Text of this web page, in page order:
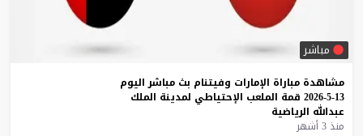
مباشر
مشاهدة مباراة الإمارات وفيتنام بث مباشر اليوم
13-5-2026
قمة الملعب الإحتياطي لمدينة الملك
عبدالله الرياضية
منذ 3 أشهر